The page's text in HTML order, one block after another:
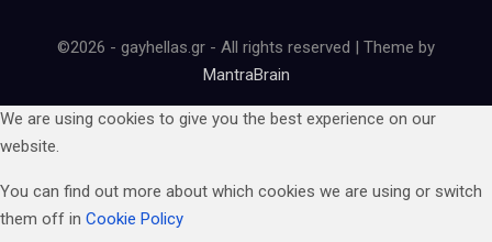
©2026 - gayhellas.gr - All rights reserved | Theme by
MantraBrain
We are using cookies to give you the best experience on our
website.
You can find out more about which cookies we are using or switch
them off in Cookie Policy